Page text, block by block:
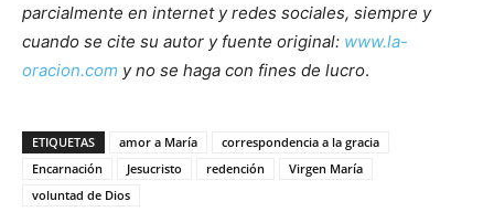
parcialmente en internet y redes sociales, siempre y
cuando se cite su autor y fuente original: www.la-
oracion.com y no se haga con fines de lucro.
ETIQUETAS amor a María
correspondencia a la gracia
Encarnación
Jesucristo redención
Virgen María
voluntad de Dios